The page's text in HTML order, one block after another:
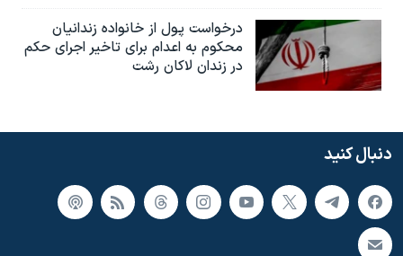
درخواست پول از خانواده زندانیان
محکوم به‌ اعدام برای تاخیر اجرای حکم
در زندان لاکان رشت
دنبال کنید